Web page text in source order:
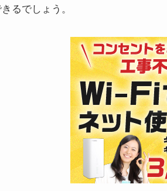
るでしょう。